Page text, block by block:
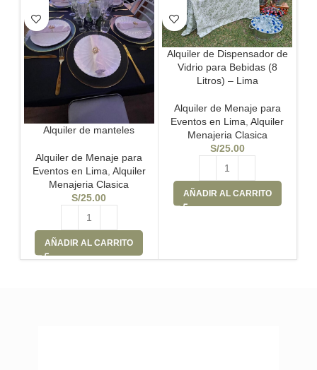
Alquiler de manteles
Alquiler de Menaje para
Eventos en Lima Alquiler
Menajeria Clasica
S/25.00
AÑADIR AL CARRITO
Alquiler de Dispensador de
Vidrio para Bebidas (8
Litros) – Lima
Alquiler de Menaje para
Eventos en Lima,Alquiler
Menajeria Clasica
S/25.00
AÑADIR AL CARRITO